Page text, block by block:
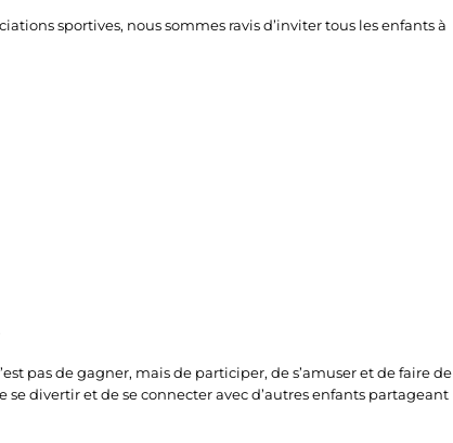
sportives, nous sommes ravis d’inviter tous les enfants à
pas de gagner, mais de participer, de s’amuser et de faire de
divertir et de se connecter avec d’autres enfants partageant